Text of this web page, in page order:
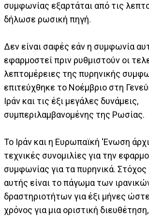
συμφωνίας εξαρτάται από τις
δήλωσε ρωσική πηγή.
Δεν είναι σαφές εάν η συμφωνία
εφαρμοστεί πριν ρυθμιστούν οι
λεπτομέρειες της πυρηνικής
επιτεύχθηκε το Νοέμβριο στη
Ιράν και τις έξι μεγάλες δυνάμεις,
συμπεριλαμβανομένης της Ρωσίας.
Το Ιράν και η Ευρωπαϊκή 'Ενωση
τεχνικές συνομιλίες για την
συμφωνίας για τα πυρηνικά.
αυτής είναι το πάγωμα των
δραστηριοτήτων για έξι μήνες
χρόνος για μια οριστική